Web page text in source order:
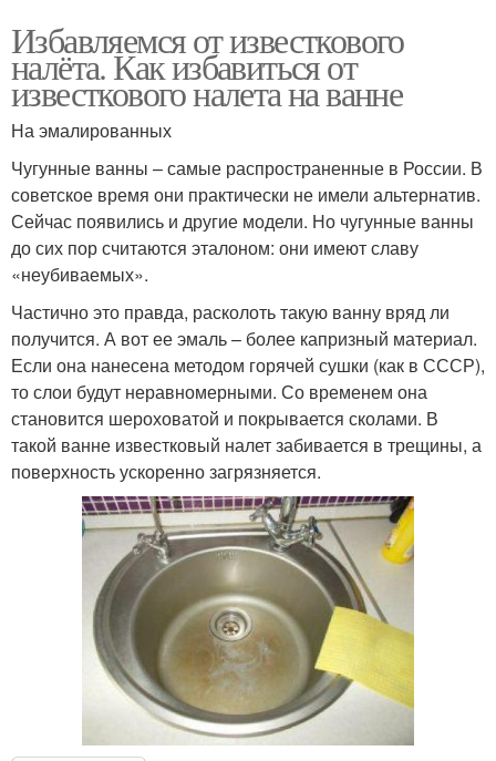
Избавляемся от известкового
налёта. Как избавиться от
известкового налета на ванне
На эмалированных
Чугунные ванны – самые распространенные в России. В
советское время они практически не имели альтернатив.
Сейчас появились и другие модели. Но чугунные ванны
до сих пор считаются эталоном: они имеют славу
«неубиваемых».
Частично это правда, расколоть такую ванну вряд ли
получится. А вот ее эмаль – более капризный материал.
Если она нанесена методом горячей сушки (как в СССР),
то слои будут неравномерными. Со временем она
становится шероховатой и покрывается сколами. В
такой ванне известковый налет забивается в трещины, а
поверхность ускоренно загрязняется.